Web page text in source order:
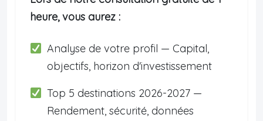
heure, vous aurez :
Analyse de votre profil — Capital,
objectifs, horizon d'investissement
Top 5 destinations 2026-2027 —
Rendement, sécurité, données